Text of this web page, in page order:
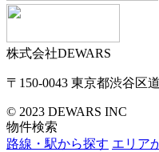
株式会社DEWARS
〒150-0043 東京都渋谷区
© 2023 DEWARS INC
物件検索
路線・駅から探す エリア